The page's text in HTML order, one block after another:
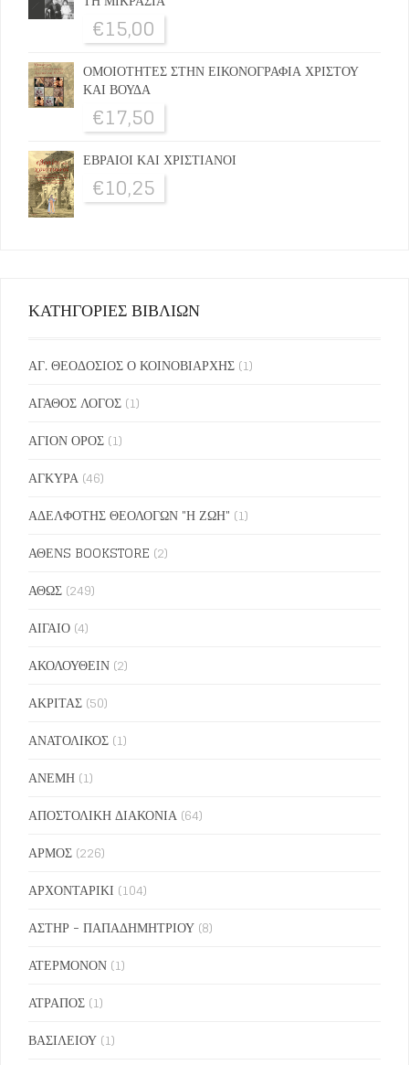
€15,00
ΟΜΟΙΟΤΗΤΕΣ ΣΤΗΝ ΕΙΚΟΝΟΓΡΑΦΙΑ ΧΡΙΣΤΟΥ
ΚΑΙ ΒΟΥΔΑ
€17,50
ΕΒΡΑΙΟΙ ΚΑΙ ΧΡΙΣΤΙΑΝΟΙ
€10,25
ΚΑΤΗΓΟΡΙΕΣ ΒΙΒΛΙΩΝ
ΑΓ. ΘΕΟΔΟΣΙΟΣ Ο ΚΟΙΝΟΒΙΑΡΧΗΣ (1)
ΑΓΑΘΟΣ ΛΟΓΟΣ (1)
ΑΓΙΟΝ ΟΡΟΣ (1)
ΑΓΚΥΡΑ (46)
ΑΔΕΛΦΟΤΗΣ ΘΕΟΛΟΓΩΝ "Η ΖΩΗ" (1)
ΑΘΕΝS BOOKSTORE (2)
ΑΘΩΣ (249)
ΑΙΓΑΙΟ (4)
ΑΚΟΛΟΥΘΕΙΝ (2)
ΑΚΡΙΤΑΣ (50)
ΑΝΑΤΟΛΙΚΟΣ (1)
ΑΝΕΜΗ (1)
ΑΠΟΣΤΟΛΙΚΗ ΔΙΑΚΟΝΙΑ (64)
ΑΡΜΟΣ (226)
ΑΡΧΟΝΤΑΡΙΚΙ (104)
ΑΣΤΗΡ - ΠΑΠΑΔΗΜΗΤΡΙΟΥ (8)
ΑΤΕΡΜΟΝΟΝ (1)
ΑΤΡΑΠΟΣ (1)
ΒΑΣΙΛΕΙΟΥ (1)